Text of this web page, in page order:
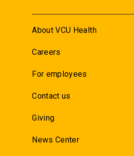
About VCU Health
Careers
For employees
Contact us
Giving
News Center